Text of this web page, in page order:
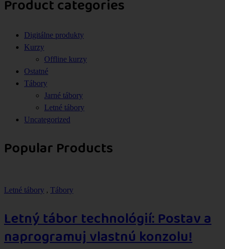
Product categories
Digitálne produkty
Kurzy
Offline kurzy
Ostatné
Tábory
Jarné tábory
Letné tábory
Uncategorized
Popular Products
Letné tábory , Tábory
Letný tábor technológií: Postav a
naprogramuj vlastnú konzolu!